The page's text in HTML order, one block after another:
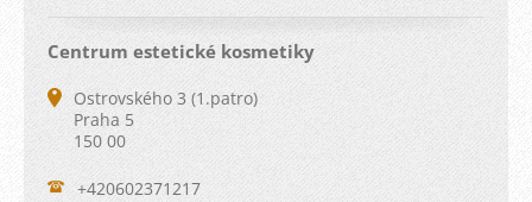
Centrum estetické kosmetiky
Ostrovského 3 (1.patro)
Praha 5
150 00
+420602371217